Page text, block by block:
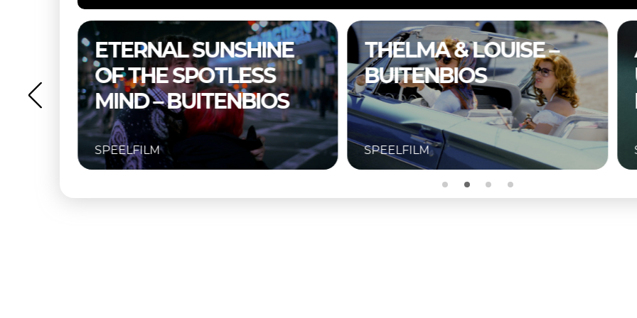
THELMA & LOUISE –
BUITENBIOS
SPEELFILM
A COMPLETE
UNKNOWN –
BUITENBIOS
SPEELFILM